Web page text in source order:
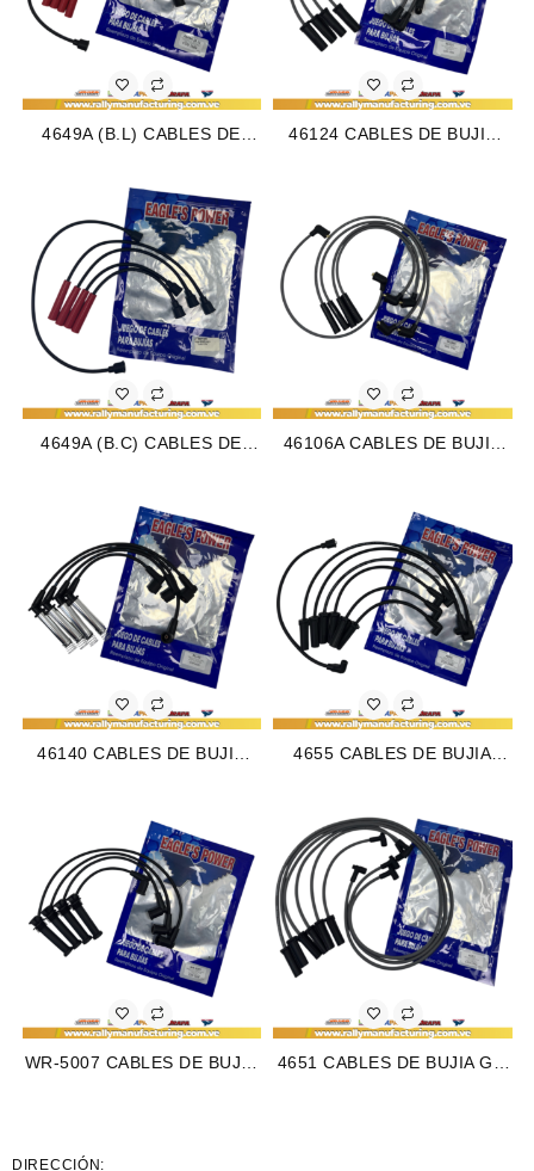
4649A (B.L) CABLES DE
FIORINO M1.3 – 1.5L (85-
96) 4CIL 7 MM (BOBINA
LARGA) (1504)
46124 CABLES DE BUJIA
(92-02) 4CIL 7 MM (1654)
4649A (B.C) CABLES DE
96) 4CIL 7 MM (BOBINA
CORTA) (1705)
46106A CABLES DE BUJIA
46140 CABLES DE BUJIA
MERIVA M1.3 – 1.4 – 1.6 –
1.8L 8V (96-10) 4CIL 7 MM
(1030)
4655 CABLES DE BUJIA
(TAPA CLAVO) 8 MM (1080)
WR-5007 CABLES DE BUJIA
4651 CABLES DE BUJIA GM
DIRECCIÓN: